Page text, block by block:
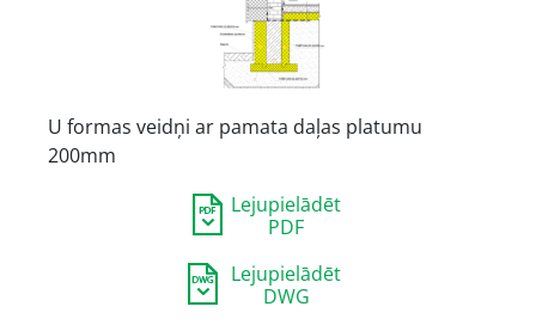
U formas veidņi ar pamata daļas platumu
200mm
Lejupielādēt
PDF
Lejupielādēt
DWG